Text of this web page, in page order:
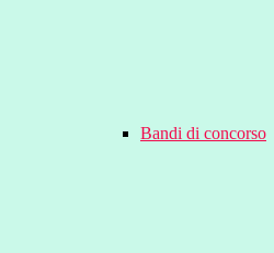
Bandi di concorso